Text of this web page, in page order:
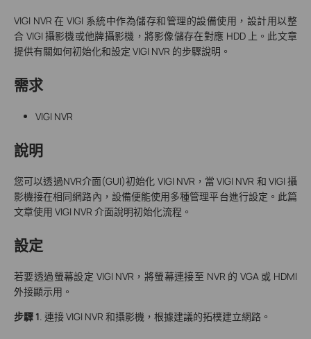
VIGI NVR 在 VIGI 系統中作為儲存和管理的設備使用，設計用以整
合 VIGI 攝影機或他牌攝影機，將影像儲存在對應 HDD 上。此文章
提供有關如何初始化和設定 VIGI NVR 的步驟說明。
需求
VIGI NVR
說明
您可以透過NVR介面(GUI)初始化 VIGI NVR，當 VIGI NVR 和 VIGI 攝
影機接在相同網路內，設備便能使用多種管理平台進行設定。此篇
文章使用 VIGI NVR 介面說明初始化流程。
設定
若要透過螢幕設定 VIGI NVR，將螢幕連接至 NVR 的 VGA 或 HDMI
外接顯示用。
步驟 1. 連接 VIGI NVR 和攝影機，根據建議的拓樸建立網路。